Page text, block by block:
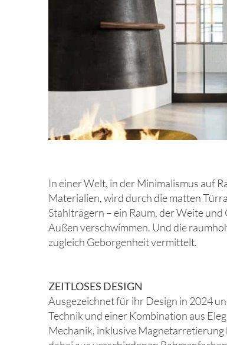
In einer Welt, in der Minimalismus auf
Materialien, wird durch die matten
Stahlträgern – ein Raum, der Weite
Außen verschwimmen. Und die
zugleich Geborgenheit vermittelt.
ZEITLOSES DESIGN
Ausgezeichnet für ihr Design in 2024
Technik und einer Kombination aus
Mechanik, inklusive Magnetarretierung